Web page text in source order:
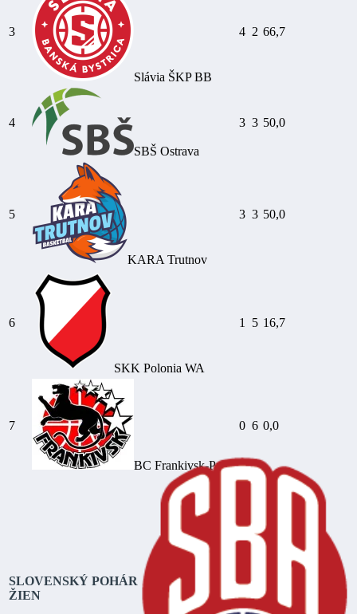
3
Slávia ŠKP BB
4 2 66,7
4
SBŠ Ostrava
3 3 50,0
5
KARA Trutnov
3 3 50,0
6
SKK Polonia WA
1 5 16,7
7
BC Frankivsk-Pryk.
0 6 0,0
SLOVENSKÝ POHÁR
ŽIEN